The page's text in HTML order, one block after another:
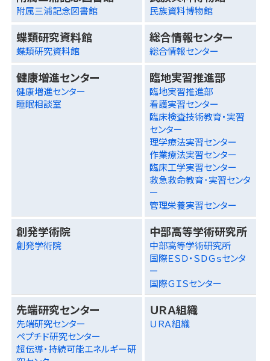
附属三浦記念図書館 民族資料博物館
蝶類研究資料館
蝶類研究資料館
総合情報センター
総合情報センター
健康増進センター
健康増進センター
睡眠相談室
臨地実習推進部
臨地実習推進部
看護実習センター
臨床検査技術教育・実習
センター
理学療法実習センター
作業療法実習センター
臨床工学実習センター
救急救命教育･実習センタ
ー
管理栄養実習センター
創発学術院
創発学術院
中部高等学術研究所
中部高等学術研究所
国際ＥＳＤ・ＳＤＧｓセンタ
ー
国際ＧＩＳセンター
先端研究センター
先端研究センター
ペプチド研究センター
超伝導・持続可能エネルギー研
ＵＲＡ組織
ＵＲＡ組織